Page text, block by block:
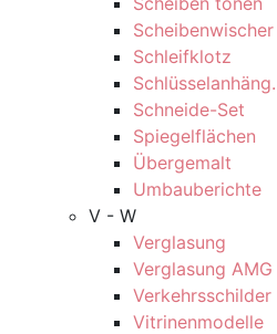
Scheibenwischer
Schleifklotz
Schlüsselanhäng.
Schneide-Set
Spiegelflächen
Übergemalt
Umbauberichte
V - W
Verglasung
Verglasung AMG
Verkehrsschilder
Vitrinenmodelle